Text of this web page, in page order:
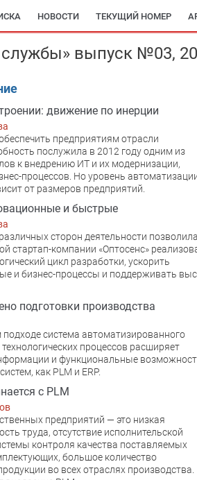
НОВОСТИ ТЕКУЩИЙ НОМЕР
выпуск №03,
движение по инерции
предприятиям отрасли
послужила в 2012 году одним из
к внедрению ИТ и их модернизации,
процессов. Но уровень
от размеров предприятий.
и быстрые
сторон деятельности позволила
стартап-компании «Оптосенс»
цикл разработки, ускорить
и бизнес-процессы и поддерживать
подготовки производства
система автоматизированного
процессов расширяет
и функциональные
как PLM и ERP.
с PLM
предприятий — это низкая
труда, отсутствие исполнительской
контроля качества поставляемых
большое количество
во всех отраслях производства.